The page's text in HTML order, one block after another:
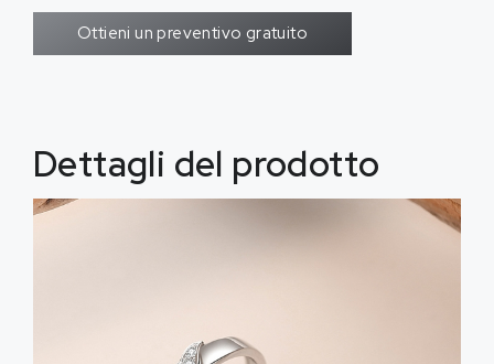
Ottieni un preventivo gratuito
Dettagli del prodotto